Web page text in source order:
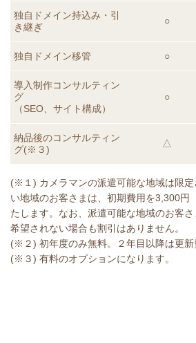
独自ドメイン持込み・引
き継ぎ
○
独自ドメイン移管 ○
導入制作コンサルティン
グ
（SEO、サイト構成）
○
納品後のコンサルティン
グ(※３)
△
(※１) カメラマンの派遣可能な地域は限定
い地域のお客さまは、初期費用を3,300円
たします。なお、派遣可能な地域のお客
希望されない場合も割引はありません。
(※２) 初年度のみ無料。２年目以降は更新
(※３) 有料のオプションになります。